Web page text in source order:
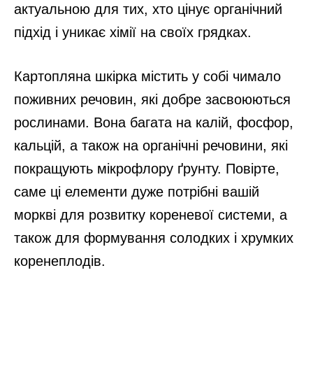
актуальною для тих, хто цінує органічний
підхід і уникає хімії на своїх грядках.
Картопляна шкірка містить у собі чимало
поживних речовин, які добре засвоюються
рослинами. Вона багата на калій, фосфор,
кальцій, а також на органічні речовини, які
покращують мікрофлору ґрунту. Повірте,
саме ці елементи дуже потрібні вашій
моркві для розвитку кореневої системи, а
також для формування солодких і хрумких
коренеплодів.